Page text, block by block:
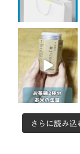
さらに読み込